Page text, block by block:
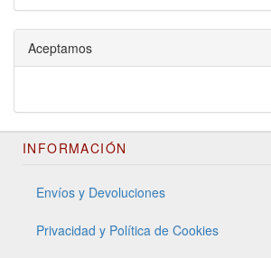
Aceptamos
INFORMACIÓN
Envíos y Devoluciones
Privacidad y Política de Cookies